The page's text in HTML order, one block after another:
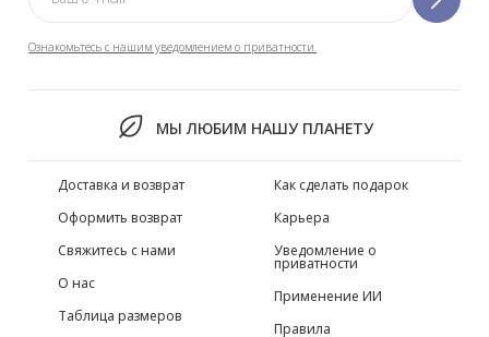
Ознакомьтесь с нашим уведомлением о приватности.
МЫ ЛЮБИМ НАШУ ПЛАНЕТУ
Доставка и возврат
Оформить возврат
Свяжитесь с нами
О нас
Таблица размеров
Как сделать подарок
Карьера
Уведомление о
приватности
Применение ИИ
Правила